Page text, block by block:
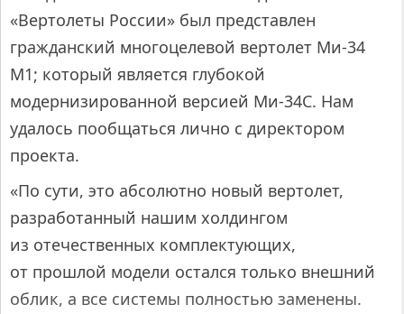
«Вертолеты России» был представлен
гражданский многоцелевой вертолет Ми-34
М1; который является глубокой
модернизированной версией Ми-34С. Нам
удалось пообщаться лично с директором
проекта.
«По сути, это абсолютно новый вертолет,
разработанный нашим холдингом
из отечественных комплектующих,
от прошлой модели остался только внешний
облик, а все системы полностью заменены.